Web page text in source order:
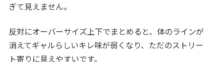
ぎて見えません。
反対にオーバーサイズ上下でまとめると、体のラインが
消えてギャルらしいキレ味が弱くなり、ただのストリー
ト寄りに見えやすいです。